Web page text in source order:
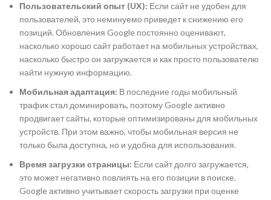
Пользовательский опыт (UX): Если сайт не удобен для
пользователей, это неминуемо приведет к снижению его
позиций. Обновления Google постоянно оценивают,
насколько хорошо сайт работает на мобильных устройствах,
насколько быстро он загружается и как просто пользователю
найти нужную информацию.
Мобильная адаптация: В последние годы мобильный
трафик стал доминировать, поэтому Google активно
продвигает сайты, которые оптимизированы для мобильных
устройств. При этом важно, чтобы мобильная версия не
только была доступна, но и удобна для использования.
Время загрузки страницы: Если сайт долго загружается,
это может негативно повлиять на его позиции в поиске.
Google активно учитывает скорость загрузки при оценке